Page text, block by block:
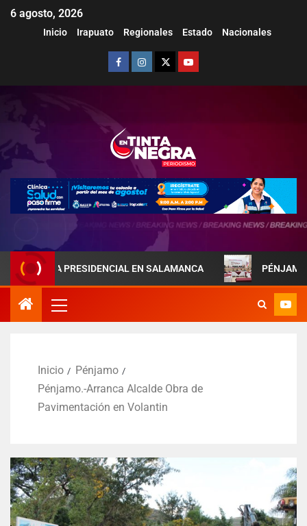
6 agosto, 2026
Inicio Irapuato Regionales Estado Nacionales
PRESIDENCIAL EN SALAMANCA PÉNJAMO
Inicio
Pénjamo
Pénjamo.-Arranca Alcalde Obra de
Pavimentación en Volantin